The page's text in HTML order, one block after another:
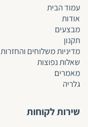
עמוד הבית
אודות
מבצעים
תקנון
מדיניות משלוחים והחזרות
שאלות נפוצות
מאמרים
גלריה
שירות לקוחות